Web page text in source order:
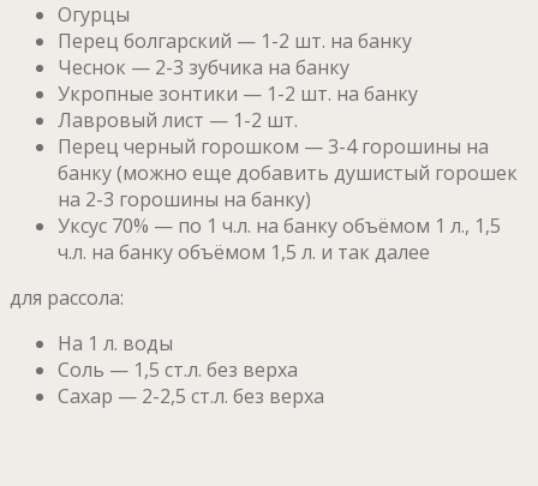
Огурцы
Перец болгарский — 1-2 шт. на банку
Чеснок — 2-3 зубчика на банку
Укропные зонтики — 1-2 шт. на банку
Лавровый лист — 1-2 шт.
Перец черный горошком — 3-4 горошины на
банку (можно еще добавить душистый горошек
на 2-3 горошины на банку)
Уксус 70% — по 1 ч.л. на банку объёмом 1 л., 1,5
ч.л. на банку объёмом 1,5 л. и так далее
для рассола:
На 1 л. воды
Соль — 1,5 ст.л. без верха
Сахар — 2-2,5 ст.л. без верха